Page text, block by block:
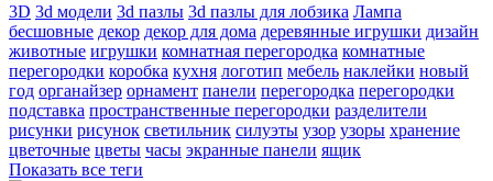
3D 3d модели 3d пазлы 3d пазлы для лобзика Лампа
бесшовные декор декор для дома деревянные игрушки дизайн
животные игрушки комнатная перегородка комнатные
перегородки коробка кухня логотип мебель наклейки новый
год органайзер орнамент панели перегородка перегородки
подставка пространственные перегородки разделители
рисунки рисунок светильник силуэты узор узоры хранение
цветочные цветы часы экранные панели ящик
Показать все теги